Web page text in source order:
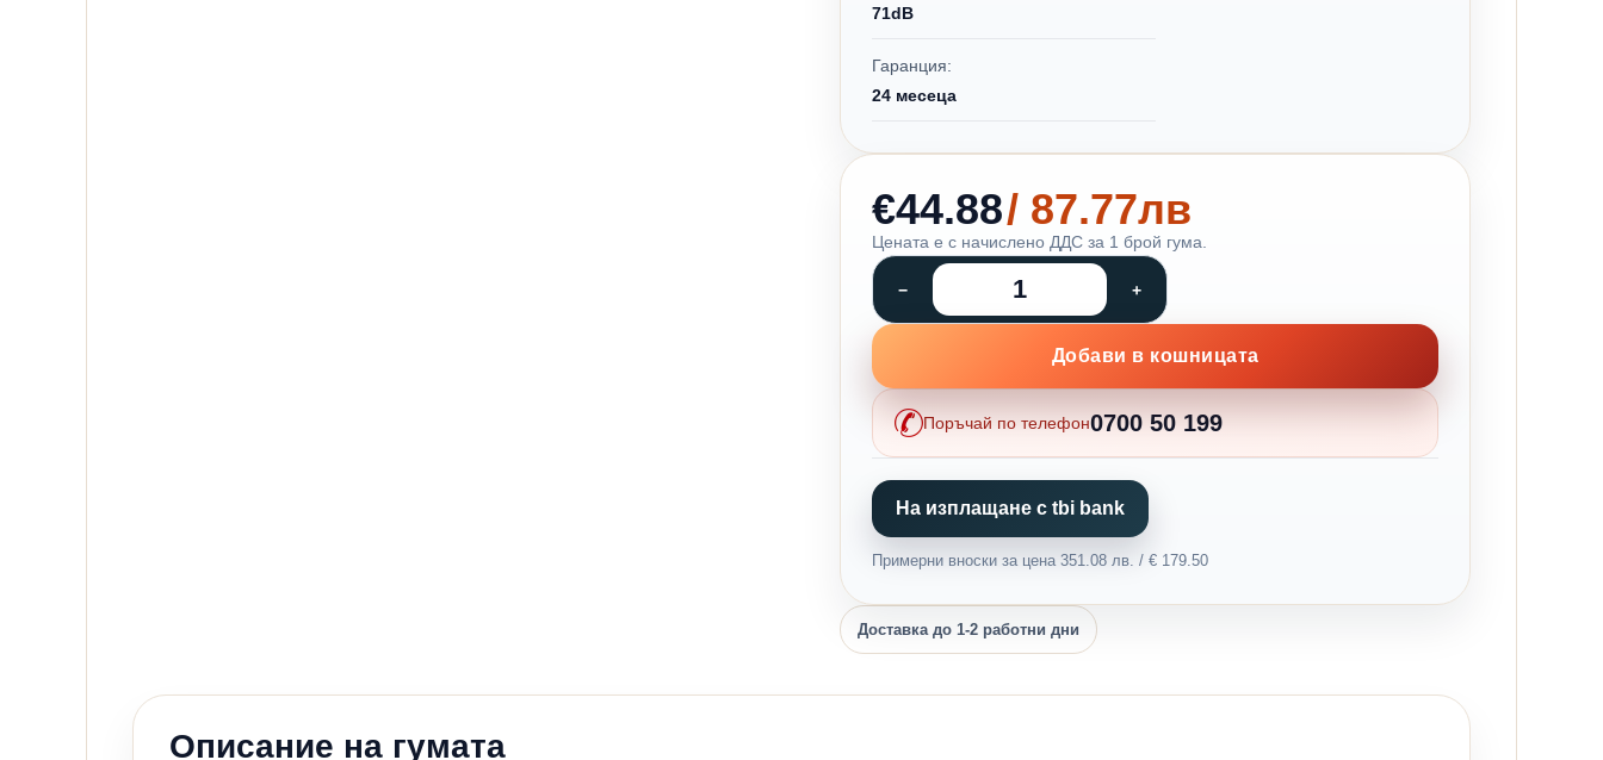
71dB
Гаранция:
24 месеца
€44.88/ 87.77лв
Цената е с начислено ДДС за 1 брой гума.
Добави в кошницата
Поръчай по телефон0700 50 199
На изплащане с tbi bank
Примерни вноски за цена 351.08 лв. / € 179.50
Доставка до 1-2 работни дни
Описание на гумата